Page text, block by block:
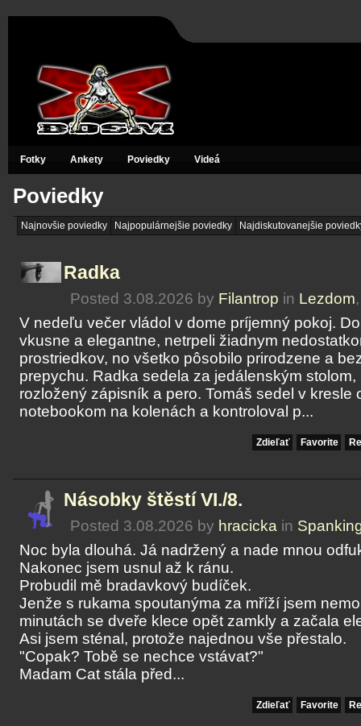
Fotky Ankety Poviedky Videá
Poviedky
Najnovšie poviedky Najpopulárnejšie poviedky Najdiskutovanejšie
Radka
Posted 3.08.2026 by Filantrop in Lezdom
V nedeľu večer vládol v dome príjemný pokoj.
vkusne a elegantne, netrpeli žiadnym
prostriedkov, no všetko pôsobilo prirodzene a
prepychu. Radka sedela za jedálenským
rozložený zápisník a pero. Tomáš sedel v kresle
notebookom na kolenách a kontroloval p...
Zdieľať Favorite
Násobky štěstí VI./8.
Posted 3.08.2026 by hracicka in
Noc byla dlouhá. Já nadržený a nade mnou
Nakonec jsem usnul až k ránu.
Probudil mě bradavkový budíček.
Jenže s rukama spoutanýma za mříží jsem
minutách se dveře klece opět zamkly a začala
Asi jsem sténal, protože najednou vše přestalo.
"Copak? Tobě se nechce vstávat?"
Madam Cat stála před...
Zdieľať Favorite